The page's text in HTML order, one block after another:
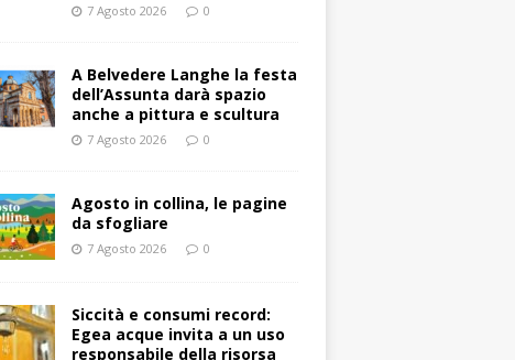
7 Agosto 2026 0
A Belvedere Langhe la festa
dell’Assunta darà spazio
anche a pittura e scultura
7 Agosto 2026 0
Agosto in collina, le pagine
da sfogliare
7 Agosto 2026 0
Siccità e consumi record:
Egea acque invita a un uso
responsabile della risorsa